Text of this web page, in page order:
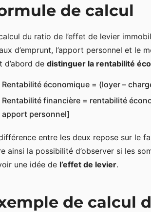
de calcul
du ratio de l’effet de levier
d’emprunt, l’apport personnel et le
d’abord dedistinguer la rentabilité
Rentabilité économique = (loyer –
Rentabilité financière = rentabilité
apport personnel]
entre les deux repose sur le
ainsi la possibilité d’observer si les
une idée de l’effet de levier.
de calcul